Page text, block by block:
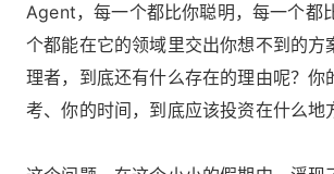
Agent，每一个都比你聪明，每一个都
个都能在它的领域里交出你想不到的方
理者，到底还有什么存在的理由呢？你
考、你的时间，到底应该投资在什么地